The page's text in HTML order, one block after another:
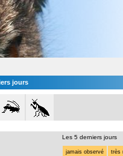
jours
Les 5 derniers jours
jamais observé très